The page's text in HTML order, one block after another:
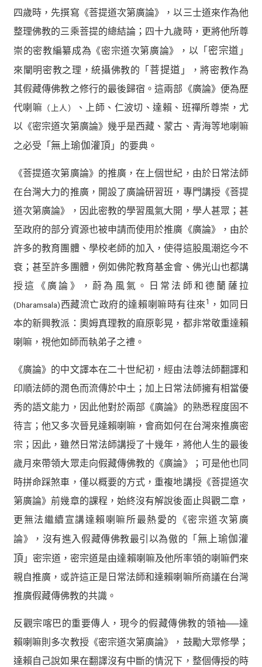
四歲時，先撰寫《菩提道次第廣論》，以三士道來作為他
整理佛教的三乘菩提的總結論；四十九歲時，更將他所尊
崇的密教編纂成為《密宗道次第廣論》，以「 密宗道 」
來闡明密教之理，統攝佛教的「 菩提道 」，將密教作為
其假藏傳佛教之修行的最後歸宿。這兩部《廣論》便為歷
代喇嘛 （上人）
、上師、仁波切、達賴、班禪所尊崇，尤
以《密宗道次第廣論》幾乎是西藏、蒙古、青海等地喇嘛
之必受「 無上瑜伽灌頂 」的要典。
《菩提道次第廣論》的推廣，在上個世紀，由於日常法師
在台灣大力的推廣，開設了廣論研習班，專門講授《菩提
道次第廣論》，因此密教的學習風氣大開，學人甚眾；甚
至政府的部分資源也被申請而使用於推廣《廣論》，由於
許多的教育團體、學校老師的加入，使得這股風潮迄今不
衰；甚至許多團體，例如佛陀教育基金會、佛光山也都講
授這《廣論》，蔚為風氣。日常法師和德蘭薩拉
(Dharamsala)西藏流亡政府的達賴喇嘛時有往來 1
，如同日
本的新興教派：奧姆真理教的麻原彰晃，都非常敬重達賴
喇嘛，視他如師而執弟子之禮。
《廣論》的中文譯本在二十世紀初，經由法尊法師翻譯和
印順法師的潤色而流傳於中土；加上日常法師擁有相當優
秀的語文能力，因此他對於兩部《廣論》的熟悉程度固不
待言；他又多次晉見達賴喇嘛，會商如何在台灣來推廣密
宗；因此，雖然日常法師講授了十幾年，將他人生的最後
歲月來帶領大眾走向假藏傳佛教的《廣論》；可是他也同
時拼命踩煞車，僅以概要的方式，重複地講授《菩提道次
第廣論》前幾章的課程，始終沒有解說後面止與觀二章，
更無法繼續宣講達賴喇嘛所最熱愛的《密宗道次第廣
論》，沒有進入假藏傳佛教最引以為傲的「 無上瑜伽灌
頂 」密宗道，密宗道是由達賴喇嘛及他所率領的喇嘛們來
親自推廣，或許這正是日常法師和達賴喇嘛所商議在台灣
推廣假藏傳佛教的共識。
反觀宗喀巴的重要傳人，現今的假藏傳佛教的領袖──達
賴喇嘛則多次教授《密宗道次第廣論》，鼓勵大眾修學；
達賴自己說如果在翻譯沒有中斷的情況下，整個傳授的時